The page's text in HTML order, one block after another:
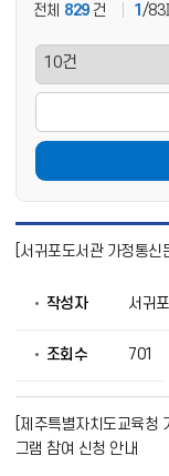
전체 829 건 1 /83
통
육
청)
목
록
[서귀포도서관 가정통
새
작성자
서귀
조회수 701
[제주특별자치도교육청
그램 참여 신청 안내
새